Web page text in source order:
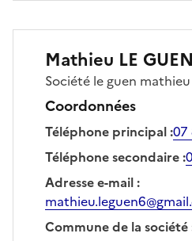
Mathieu LE GUEN
Société le guen mathieu
Coordonnées
Téléphone principal:07
Téléphone secondaire:
Adresse e-mail:
Commune de la société